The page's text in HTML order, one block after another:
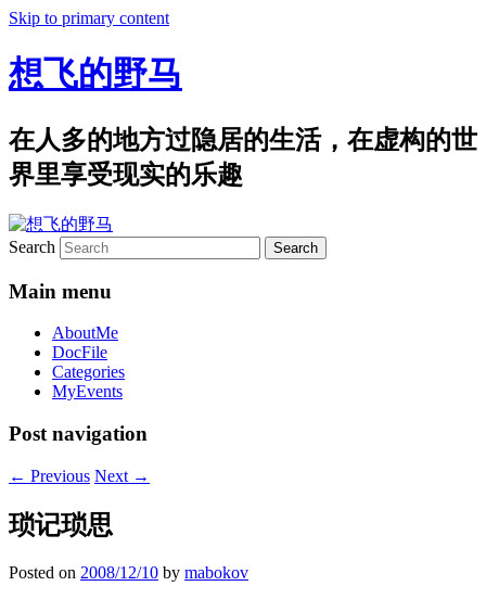
Skip to primary content
想飞的野马
在人多的地方过隐居的生活，在虚构的世
界里享受现实的乐趣
Search
Main menu
AboutMe
DocFile
Categories
MyEvents
Post navigation
← Previous Next →
琐记琐思
Posted on 2008/12/10 by mabokov